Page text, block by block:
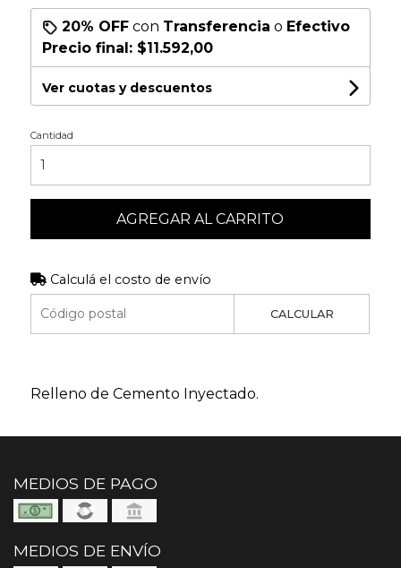
20% OFFcon Transferencia o Efectivo
Precio final: $11.592,00
Ver cuotas y descuentos
Cantidad
AGREGAR AL CARRITO
Calculá el costo de envío
CALCULAR
Relleno de Cemento Inyectado.
MEDIOS DE PAGO
MEDIOS DE ENVÍO